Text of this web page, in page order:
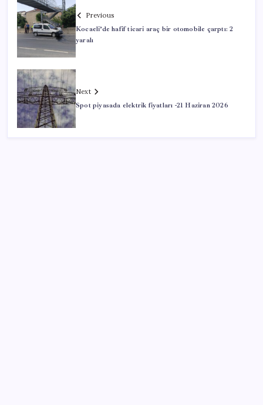
Previous
Kocaeli’de hafif ticari araç bir otomobile çarptı: 2
yaralı
Next
Spot piyasada elektrik fiyatları -21 Haziran 2026